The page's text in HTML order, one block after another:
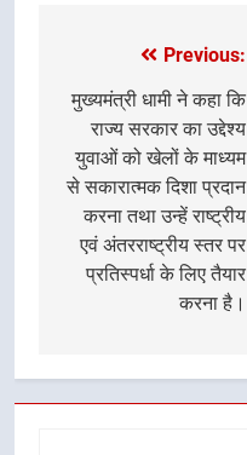
navigation
Previous:
मुख्यमंत्री धामी ने कहा कि
राज्य सरकार का उद्देश्य
युवाओं को खेलों के माध्यम
से सकारात्मक दिशा प्रदान
करना तथा उन्हें राष्ट्रीय
एवं अंतरराष्ट्रीय स्तर पर
प्रतिस्पर्धा के लिए तैयार
करना है।